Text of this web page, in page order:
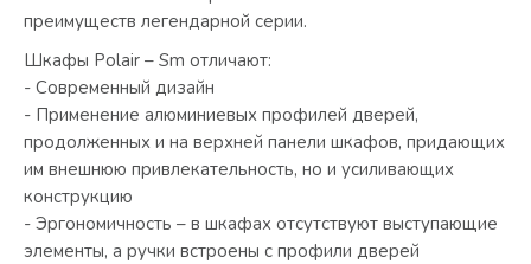
преимуществ легендарной серии.
Шкафы Polair – Sm отличают:
- Современный дизайн
- Применение алюминиевых профилей дверей,
продолженных и на верхней панели шкафов, придающих
им внешнюю привлекательность, но и усиливающих
конструкцию
- Эргономичность – в шкафах отсутствуют выступающие
элементы, а ручки встроены с профили дверей